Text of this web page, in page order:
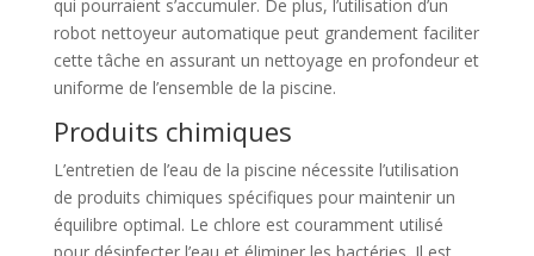
qui pourraient s’accumuler. De plus, l’utilisation d’un
robot nettoyeur automatique peut grandement faciliter
cette tâche en assurant un nettoyage en profondeur et
uniforme de l’ensemble de la piscine.
Produits chimiques
L’entretien de l’eau de la piscine nécessite l’utilisation
de produits chimiques spécifiques pour maintenir un
équilibre optimal. Le chlore est couramment utilisé